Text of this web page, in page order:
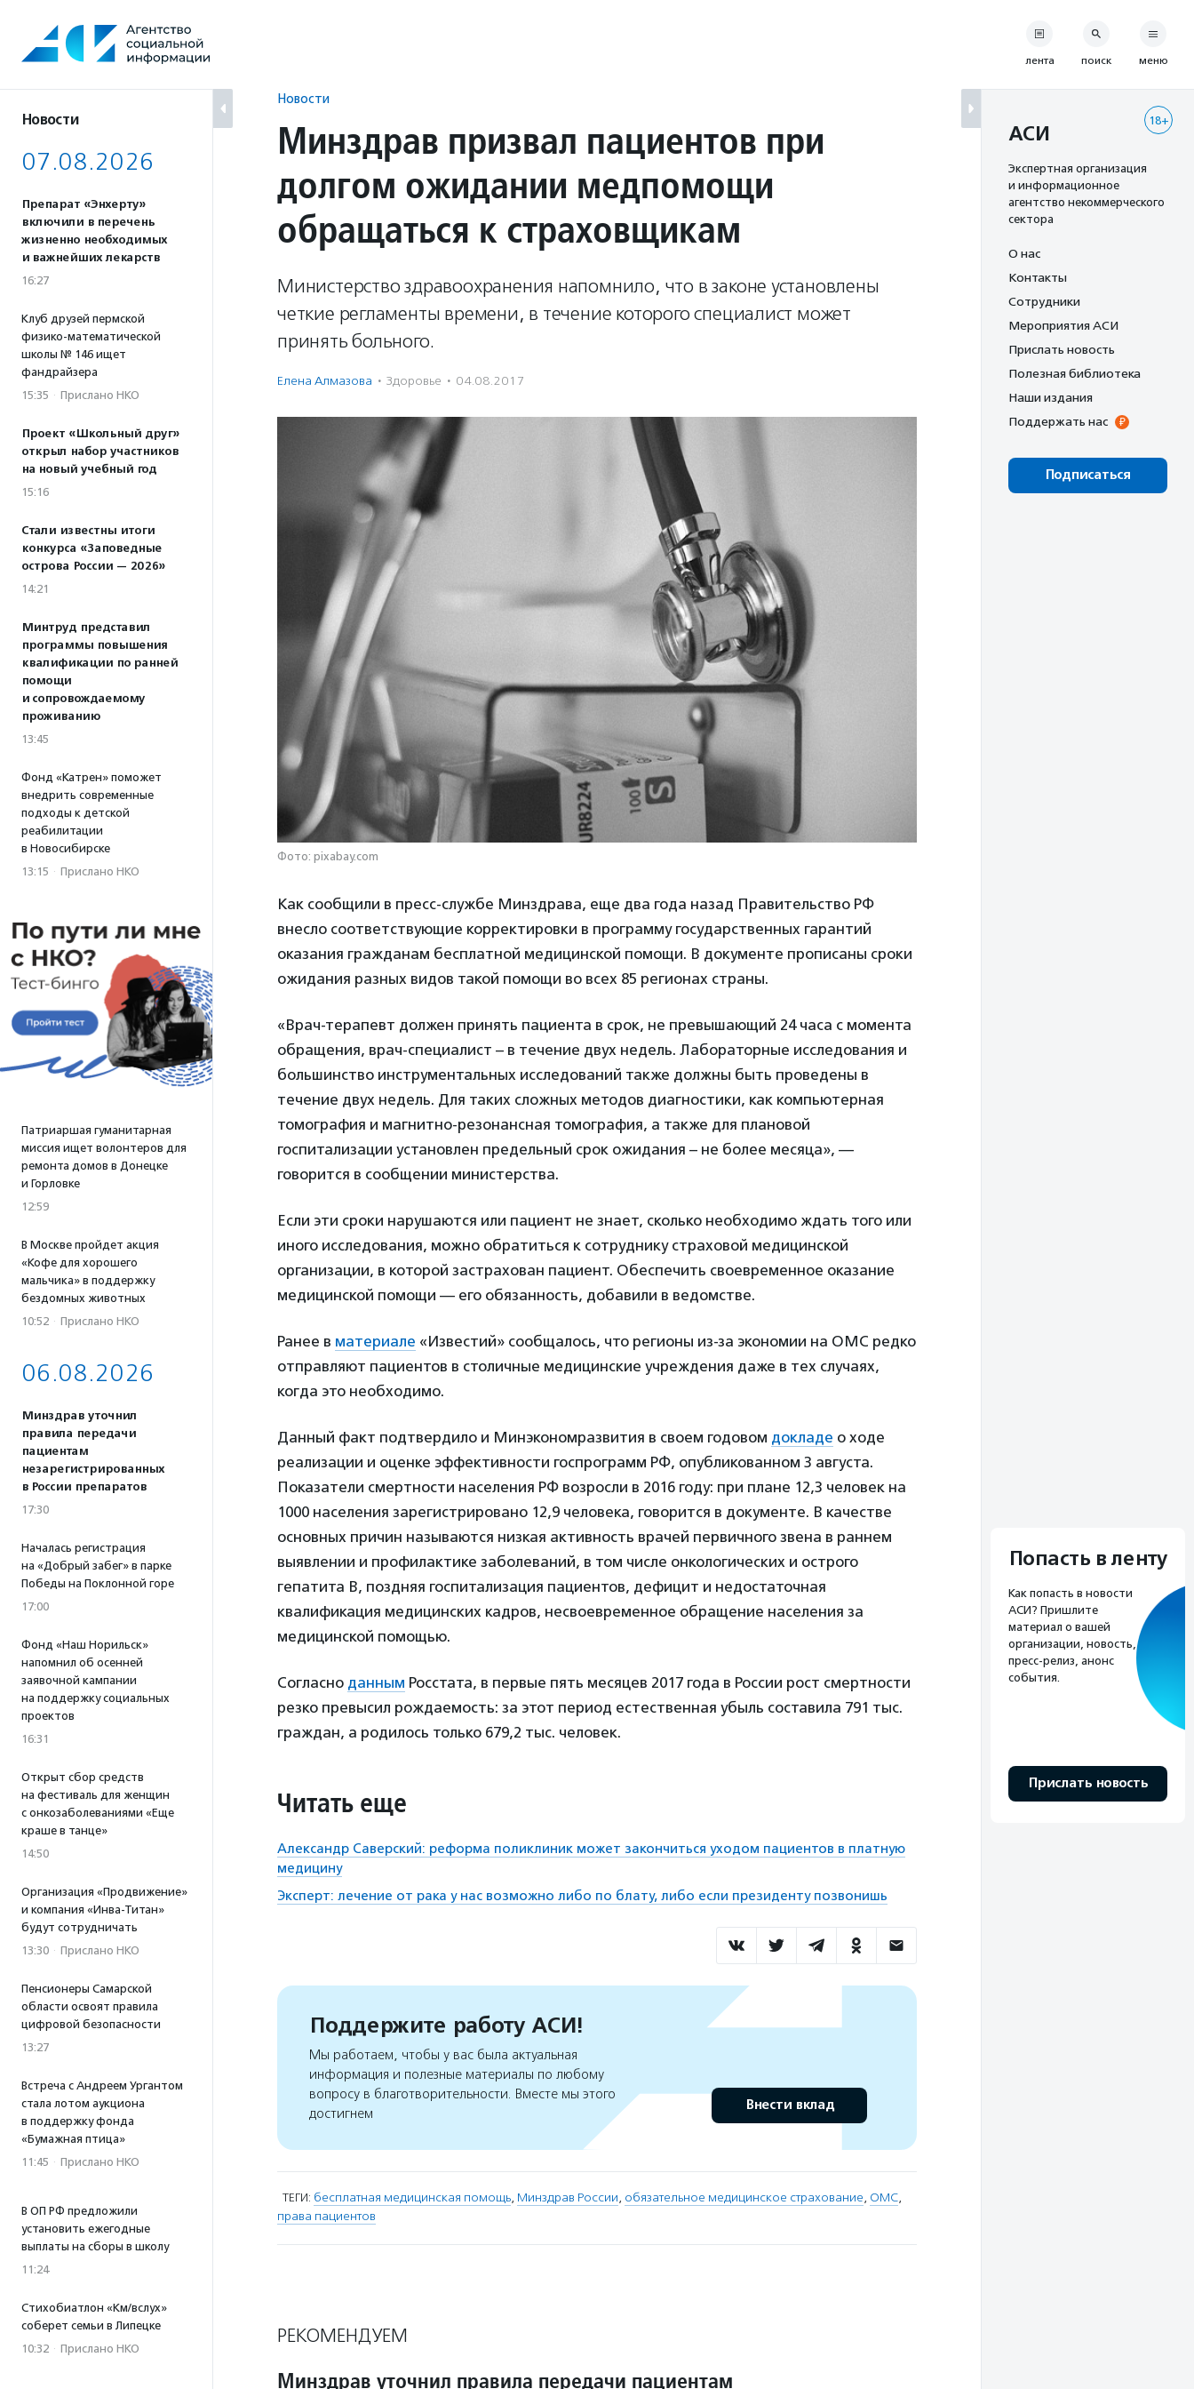
содержанию
Новости
07.08.2026
Препарат «Энхерту»
включили в перечень
жизненно необходимых
и важнейших лекарств
16:27
Клуб друзей пермской
физико-математической
школы № 146 ищет
фандрайзера
15:35 · Прислано НКО
Проект «Школьный друг»
открыл набор участников
на новый учебный год
15:16
Стали известны итоги
конкурса «Заповедные
острова России — 2026»
14:21
Минтруд представил
программы повышения
квалификации по ранней
помощи
и сопровождаемому
проживанию
13:45
Фонд «Катрен» поможет
внедрить современные
подходы к детской
реабилитации
в Новосибирске
13:15 · Прислано НКО
Патриаршая гуманитарная
миссия ищет волонтеров для
ремонта домов в Донецке
и Горловке
12:59
В Москве пройдет акция
«Кофе для хорошего
мальчика» в поддержку
бездомных животных
10:52 · Прислано НКО
06.08.2026
Минздрав уточнил
правила передачи
пациентам
незарегистрированных
в России препаратов
17:30
Началась регистрация
на «Добрый забег» в парке
Победы на Поклонной горе
17:00
Фонд «Наш Норильск»
напомнил об осенней
заявочной кампании
на поддержку социальных
проектов
16:31
Открыт сбор средств
на фестиваль для женщин
с онкозаболеваниями «Еще
краше в танце»
14:50
Организация «Продвижение»
и компания «Инва-Титан»
будут сотрудничать
13:30 · Прислано НКО
Пенсионеры Самарской
области освоят правила
цифровой безопасности
13:27
Встреча с Андреем Ургантом
стала лотом аукциона
в поддержку фонда
«Бумажная птица»
11:45 · Прислано НКО
В ОП РФ предложили
установить ежегодные
выплаты на сборы в школу
11:24
Стихобиатлон «Км/вслух»
соберет семьи в Липецке
10:32 · Прислано НКО
Новости
Минздрав призвал пациентов при
долгом ожидании медпомощи
обращаться к страховщикам
Министерство здравоохранения напомнило, что в законе установлены
четкие регламенты времени, в течение которого специалист может
принять больного.
Елена Алмазова · Здоровье · 04.08.2017
Фото: pixabay.com
Как сообщили в пресс-службе Минздрава, еще два года назад Правительство РФ
внесло соответствующие корректировки в программу государственных гарантий
оказания гражданам бесплатной медицинской помощи. В документе прописаны сроки
ожидания разных видов такой помощи во всех 85 регионах страны.
«Врач-терапевт должен принять пациента в срок, не превышающий 24 часа с момента
обращения, врач-специалист – в течение двух недель. Лабораторные исследования и
большинство инструментальных исследований также должны быть проведены в
течение двух недель. Для таких сложных методов диагностики, как компьютерная
томография и магнитно-резонансная томография, а также для плановой
госпитализации установлен предельный срок ожидания – не более месяца», —
говорится в сообщении министерства.
Если эти сроки нарушаются или пациент не знает, сколько необходимо ждать того или
иного исследования, можно обратиться к сотруднику страховой медицинской
организации, в которой застрахован пациент. Обеспечить своевременное оказание
медицинской помощи — его обязанность, добавили в ведомстве.
Ранее в материале «Известий» сообщалось, что регионы из-за экономии на ОМС редко
отправляют пациентов в столичные медицинские учреждения даже в тех случаях,
когда это необходимо.
Данный факт подтвердило и Минэкономразвития в своем годовом докладе о ходе
реализации и оценке эффективности госпрограмм РФ, опубликованном 3 августа.
Показатели смертности населения РФ возросли в 2016 году: при плане 12,3 человек на
1000 населения зарегистрировано 12,9 человека, говорится в документе. В качестве
основных причин называются низкая активность врачей первичного звена в раннем
выявлении и профилактике заболеваний, в том числе онкологических и острого
гепатита В, поздняя госпитализация пациентов, дефицит и недостаточная
квалификация медицинских кадров, несвоевременное обращение населения за
медицинской помощью.
Согласно данным Росстата, в первые пять месяцев 2017 года в России рост смертности
резко превысил рождаемость: за этот период естественная убыль составила 791 тыс.
граждан, а родилось только 679,2 тыс. человек.
Читать еще
Александр Саверский: реформа поликлиник может закончиться уходом пациентов в платную
медицину
Эксперт: лечение от рака у нас возможно либо по блату, либо если президенту позвонишь
Поддержите работу АСИ!
Мы работаем, чтобы у вас была актуальная
информация и полезные материалы по любому
вопросу в благотворительности. Вместе мы этого
достигнем
Внести вклад
ТЕГИ: бесплатная медицинская помощь, Минздрав России, обязательное медицинское страхование, ОМС,
права пациентов
РЕКОМЕНДУЕМ
Минздрав уточнил правила передачи пациентам
лента поиск меню
18+
АСИ
Экспертная организация
и информационное
агентство некоммерческого
сектора
О нас
Контакты
Сотрудники
Мероприятия АСИ
Прислать новость
Полезная библиотека
Наши издания
Поддержать нас
Подписаться
Попасть в ленту
Как попасть в новости
АСИ? Пришлите
материал о вашей
организации, новость,
пресс-релиз, анонс
события.
Прислать новость